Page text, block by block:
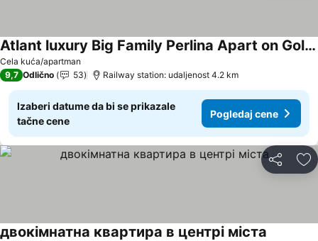
Cela kuća/apartman
Atlant luxury Big Family Perlina Apart on Golovna з двома санвузлами поряд з ТЦ Депот
9,7 Odlično 53 Railway station: udaljenost 4.2 km
Izaberi datume da bi se prikazale
tačne cene
Pogledaj cene
Deli
двокімнатна квартира в центрі міста